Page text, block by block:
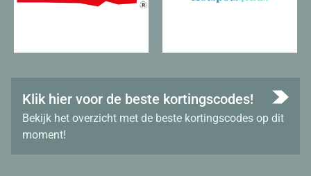
Klik hier voor de beste kortingscodes!
Bekijk het overzicht met de beste kortingscodes op dit
moment!